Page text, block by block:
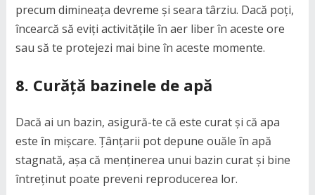
precum dimineața devreme și seara târziu. Dacă poți,
încearcă să eviți activitățile în aer liber în aceste ore
sau să te protejezi mai bine în aceste momente.
8. Curăță bazinele de apă
Dacă ai un bazin, asigură-te că este curat și că apa
este în mișcare. Țânțarii pot depune ouăle în apă
stagnată, așa că menținerea unui bazin curat și bine
întreținut poate preveni reproducerea lor.